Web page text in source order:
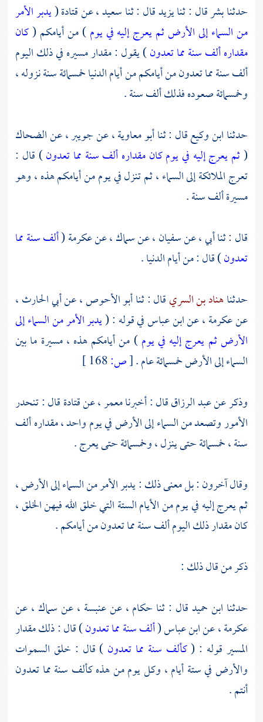
حدثنابشرقال : ثنايزيدقال : ثناسعيد ،عنقتادة(يدبر الأمر
من السماء إلى الأرض ثم يعرج إليه في يوم) من أيامكم (كان
مقداره ألف سنة مما تعدون) يقول : مقدار مسيره في ذلك اليوم
ألف سنة مما تعدون من أيامكم من أيام الدنيا خمسمائة سنة نزوله ،
وخمسمائة صعوده فذلك ألف سنة .
حدثناابن وكيعقال : ثناأبو معاوية ،عنجويبر ،عنالضحاك
(ثم يعرج إليه في يوم كان مقداره ألف سنة مما تعدون) قال :
تعرج الملائكة إلى السماء ، ثم تنزل في يوم من أيامكم هذه ، وهو
مسيرة ألف سنة .
قال : ثنا أبي ، عنسفيان ،عنسماك ،عنعكرمة(ألف سنة مما
تعدون) قال : من أيام الدنيا .
حدثناهناد بن السريقال : ثناأبو الأحوص ،عنأبي الحارث ،
عنعكرمة ،عنابن عباسفي قوله : (يدبر الأمر من السماء إلى
الأرض ثم يعرج إليه في يوم) من أيامكم هذه ، مسيرة ما بين
السماء إلى الأرض خمسمائة عام .[ص:
وذكر عنعبد الرزاققال : أخبرنامعمر ،عنقتادةقال : تنحدر
الأمور وتصعد من السماء إلى الأرض في يوم واحد ، مقداره ألف
سنة ، خمسمائة حتى ينزل ، وخمسمائة حتى يعرج .
وقال آخرون : بل معنى ذلك : يدبر الأمر من السماء إلى الأرض ،
ثم يعرج إليه في يوم من الأيام الستة التي خلق الله فيهن الخلق ،
كان مقدار ذلك اليوم ألف سنة مما تعدون من أيامكم .
ذكر من قال ذلك :
حدثنا ابن حميدقال : ثنا حكام ،عنعنبسة ،عنسماك ،عن
عكرمة ،عنابن عباس(ألف سنة مما تعدون) قال : ذلك مقدار
المسير قوله : (كألف سنة مما تعدون ) قال : خلق السموات
والأرض في ستة أيام ، وكل يوم من هذه كألف سنة مما تعدون
أنتم .